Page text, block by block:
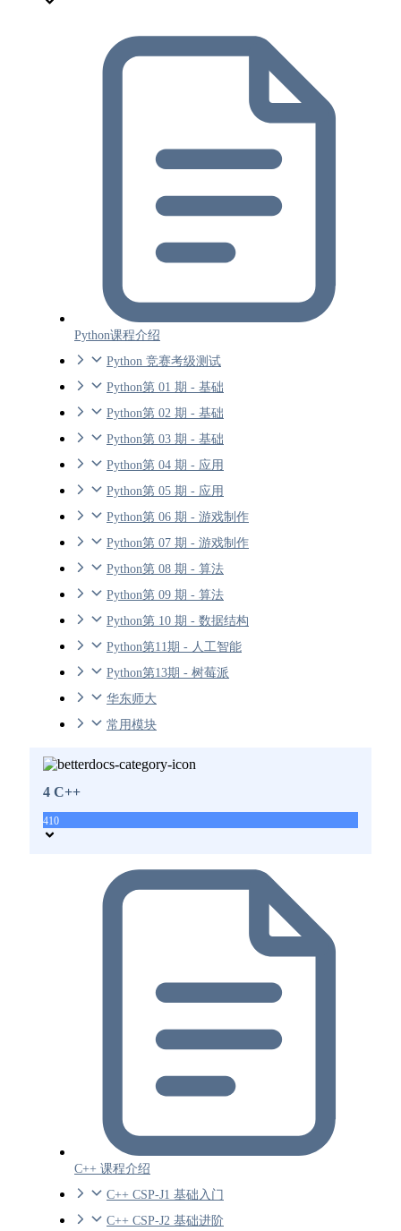
Python课程介绍
Python 竞赛考级测试
Python第 01 期 - 基础
Python第 02 期 - 基础
Python第 03 期 - 基础
Python第 04 期 - 应用
Python第 05 期 - 应用
Python第 06 期 - 游戏制作
Python第 07 期 - 游戏制作
Python第 08 期 - 算法
Python第 09 期 - 算法
Python第 10 期 - 数据结构
Python第11期 - 人工智能
Python第13期 - 树莓派
华东师大
常用模块
4 C++
410
C++ 课程介绍
C++ CSP-J1 基础入门
C++ CSP-J2 基础进阶